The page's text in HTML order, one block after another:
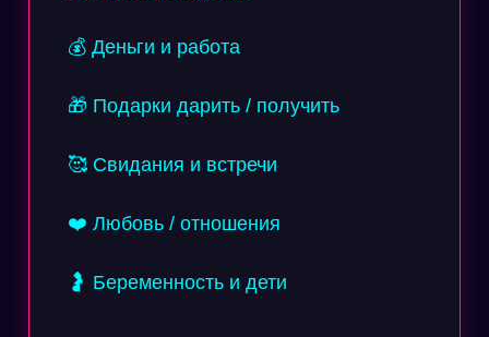
💰 Деньги и работа
🎁 Подарки дарить / получить
🥰 Свидания и встречи
❤️ Любовь / отношения
🤰 Беременность и дети